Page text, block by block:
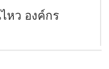
หว องค์กร